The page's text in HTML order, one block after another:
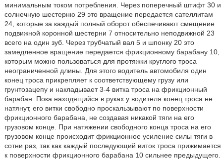
минимальным током потребления. Через поперечный штифт 30 и
солнечную шестерню 29 это вращение передается сателлитам
24, которые за каждый полный оборот обеспечивают смещение
подвижной коронной шестерни 7 относительно неподвижной 23
всего на один зуб. Через трубчатый вал 5 и шпонку 20 это
замедленное вращение передается фрикционному барабану 10,
которым можно пользоваться для протяжки круглого троса
неограниченной длины. Для этого водитель автомобиля один
конец троса прикрепляет к соответствующему грузу или
грунтозацепу и накладывает 3-4 витка троса на фрикционный
барабан. Пока находящийся в руках у водителя конец троса не
натянут, его витки свободно проскальзывают по поверхности
фрикционного барабана, не создавая никакой тяги на его
грузовом конце. При натяжении свободного конца троса на его
грузовом конце происходит фрикционное усиление силы тяги в
сотни раз, так как каждый последующий виток троса прижимается
к поверхности фрикционного барабана 10 сильнее предыдущего.